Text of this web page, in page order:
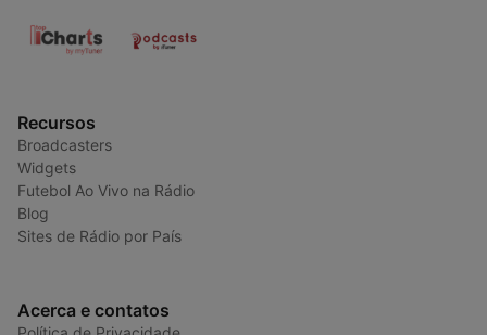
Recursos
Broadcasters
Widgets
Futebol Ao Vivo na Rádio
Blog
Sites de Rádio por País
Acerca e contatos